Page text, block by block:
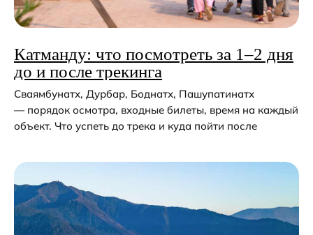
Катманду: что посмотреть за 1–2 дня
до и после трекинга
Сваямбунатх, Дурбар, Боднатх, Пашупатинатх
— порядок осмотра, входные билеты, время на каждый
объект. Что успеть до трека и куда пойти после
Я даю согласие на обработку
персональных данных
Политики
Оставить заявку
+7 (985) 401-72-46